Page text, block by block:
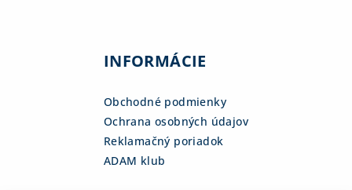
INFORMÁCIE
Obchodné podmienky
Ochrana osobných údajov
Reklamačný poriadok
ADAM klub